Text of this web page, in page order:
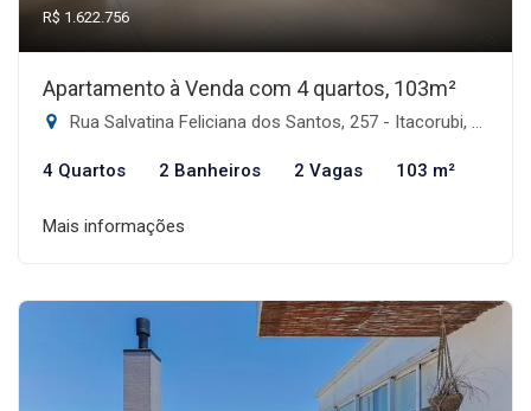
R$ 1.622.756
Apartamento à Venda com 4 quartos, 103m²
Rua Salvatina Feliciana dos Santos, 257 - Itacorubi, Florianópolis-SC
4 Quartos 2 Banheiros 2 Vagas 103 m²
Mais informações